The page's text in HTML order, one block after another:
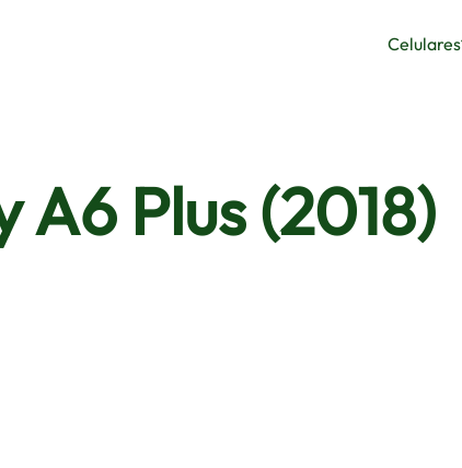
Celulares
A6 Plus (2018)